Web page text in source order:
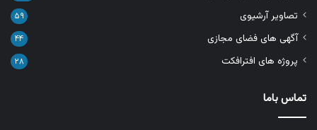
تصاویر آرشیوی ۵۹
آگهی های فضای مجازی ۴۴
پروژه های افترافکت ۲۸
تماس باما